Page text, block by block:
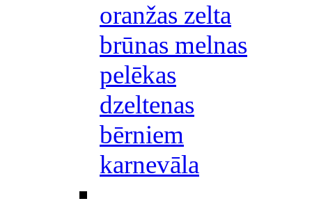
oranžas zelta
brūnas melnas
pelēkas
dzeltenas
bērniem
karnevāla